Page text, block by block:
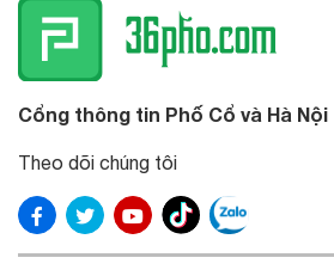
Cổng thông tin Phố Cổ và Hà Nội
Theo dõi chúng tôi